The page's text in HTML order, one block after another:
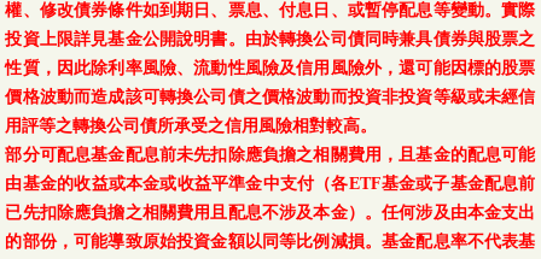
第一金全球水電瓦斯
及基礎建設收益基金-
累積型-新臺幣
(本基金之配息來源可
能為本金)
08/05 19.09 -0.22 -1.14 %
第一金全球水電瓦斯
及基礎建設收益基金-
累積型-美元
08/05 19.0047 -0.1524 -0.80 %
權、修改債券條件如到期日、票息、付息日、或暫停配息等變動。實際
投資上限詳見基金公開說明書。由於轉換公司債同時兼具債券與股票之
性質，因此除利率風險、流動性風險及信用風險外，還可能因標的股票
價格波動而造成該可轉換公司債之價格波動而投資非投資等級或未經信
用評等之轉換公司債所承受之信用風險相對較高。
部分可配息基金配息前未先扣除應負擔之相關費用，且基金的配息可能
由基金的收益或本金或收益平準金中支付（各ETF基金或子基金配息前
已先扣除應負擔之相關費用且配息不涉及本金）。任何涉及由本金支出
的部份，可能導致原始投資金額以同等比例減損。基金配息率不代表基